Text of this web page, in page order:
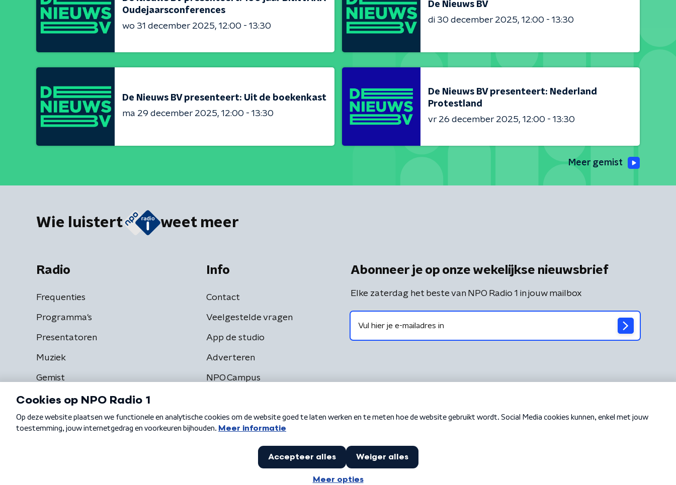
Oudejaarsconferences
wo 31 december 2025 12:00 - 13:30
De Nieuws BV
di 30 december 2025 12:00 - 13:30
De Nieuws BV presenteert: Uit de boekenkast
ma 29 december 2025 12:00 - 13:30
De Nieuws BV presenteert: Nederland
Protestland
vr 26 december 2025 12:00 - 13:30
Meer gemist
Wie luistert weet meer
Radio
Frequenties
Programma's
Presentatoren
Muziek
Gemist
Info
Contact
Veelgestelde vragen
App de studio
Adverteren
NPO Campus
Abonneer je op onze wekelijkse nieuwsbrief
Elke zaterdag het beste van NPO Radio 1 in jouw mailbox
Algemene voorwaarden Privacybeleid